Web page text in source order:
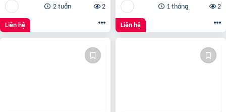
2 tuần
2
Liên hệ
1 tháng
2
Liên hệ